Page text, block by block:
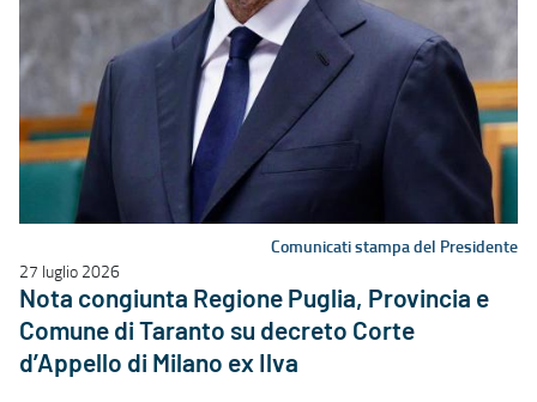
Comunicati stampa del Presidente
27 luglio 2026
Nota congiunta Regione Puglia, Provincia e
Comune di Taranto su decreto Corte
d’Appello di Milano ex Ilva